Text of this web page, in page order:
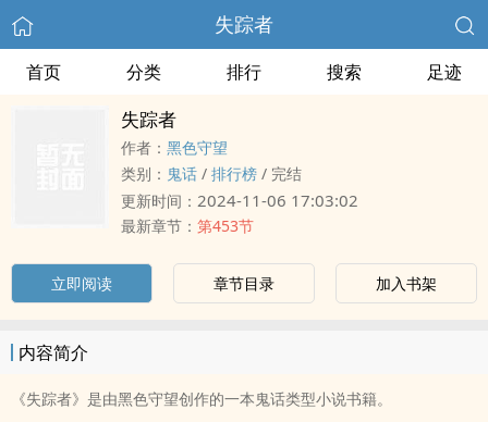
失踪者
首页 分类 排行 搜索 足迹
失踪者
作者： 黑色守望
类别： 鬼话 / 排行榜 / 完结
更新时间： 2024-11-06 17:03:02
最新章节： 第453节
立即阅读 章节目录 加入书架
内容简介
《失踪者》是由黑色守望创作的一本鬼话类型小说书籍。